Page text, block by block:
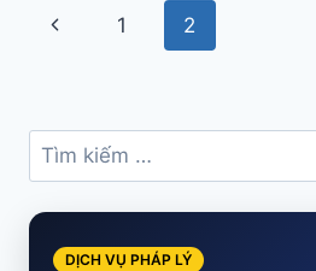
Page
Previous
1 2
Tìm
kiếm
cho:
DỊCH VỤ PHÁP LÝ